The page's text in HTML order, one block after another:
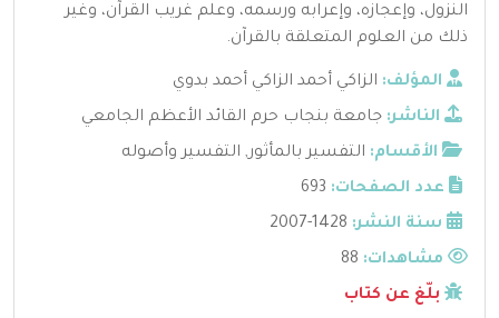
النزول، وإعجازه، وإعرابه ورسمه، وعلم غريب القرآن، وغير
ذلك من العلوم المتعلقة بالقرآن.
المؤلف: الزاكي أحمد الزاكي أحمد بدوي
الناشر: جامعة بنجاب حرم القائد الأعظم الجامعي
الأقسام: التفسير بالمأثور, التفسير وأصوله
عدد الصفحات: 693
سنة النشر: 1428-2007
مشاهدات:
بلّغ عن كتاب